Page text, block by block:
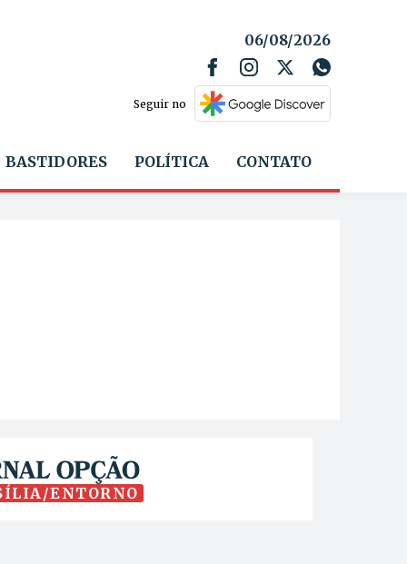
06/08/2026
Seguir no
BASTIDORES POLÍTICA CONTATO
ENTORNO